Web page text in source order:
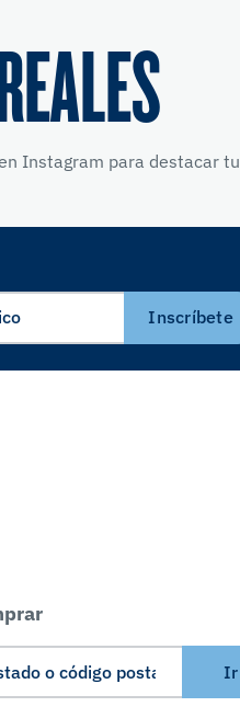
Instagram para destacar
Inscríbete
Ir